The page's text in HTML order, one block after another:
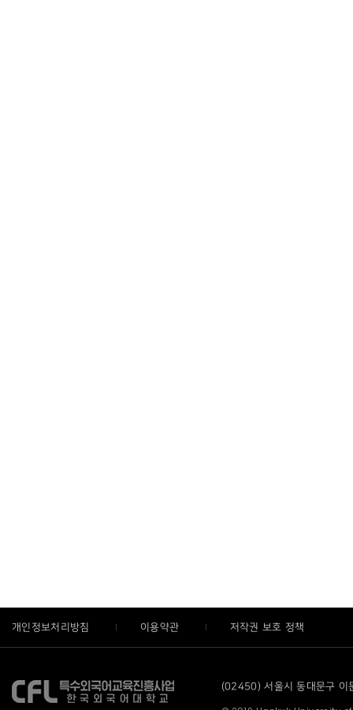
개인정보처리방침 이용약관 저작권 보호 정책
(02450) 서울시 동대문구